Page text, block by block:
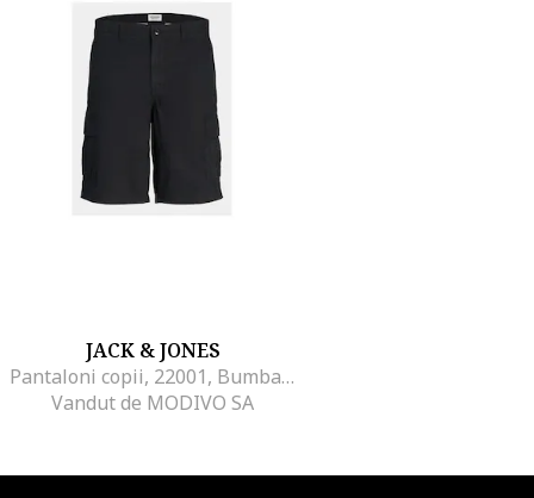
JACK & JONES
Pantaloni copii, 22001, Bumbac, 140 CM, Negru
Vandut de MODIVO SA